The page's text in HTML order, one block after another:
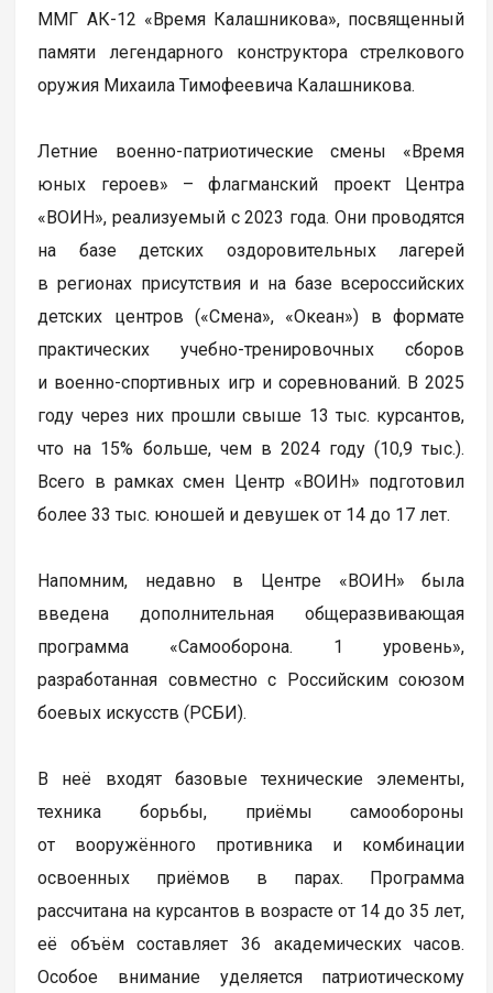
ММГ АК-12 «Время Калашникова», посвященный
памяти легендарного конструктора стрелкового
оружия Михаила Тимофеевича Калашникова.
Летние военно-патриотические смены «Время
юных героев» – флагманский проект Центра
«ВОИН», реализуемый с 2023 года. Они проводятся
на базе детских оздоровительных лагерей
в регионах присутствия и на базе всероссийских
детских центров («Смена», «Океан») в формате
практических учебно-тренировочных сборов
и военно-спортивных игр и соревнований. В 2025
году через них прошли свыше 13 тыс. курсантов,
что на 15% больше, чем в 2024 году (10,9 тыс.).
Всего в рамках смен Центр «ВОИН» подготовил
более 33 тыс. юношей и девушек от 14 до 17 лет.
Напомним, недавно в Центре «ВОИН» была
введена дополнительная общеразвивающая
программа «Самооборона. 1 уровень»,
разработанная совместно с Российским союзом
боевых искусств (РСБИ).
В неё входят базовые технические элементы,
техника борьбы, приёмы самообороны
от вооружённого противника и комбинации
освоенных приёмов в парах. Программа
рассчитана на курсантов в возрасте от 14 до 35 лет,
её объём составляет 36 академических часов.
Особое внимание уделяется патриотическому